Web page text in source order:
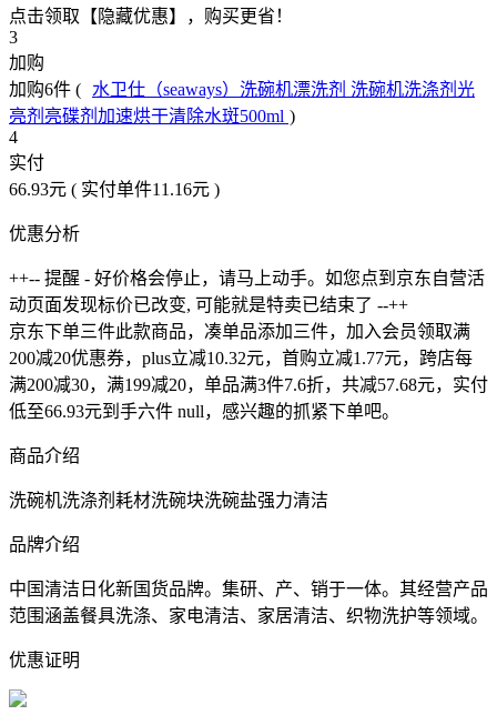
点击领取【隐藏优惠】，购买更省！
3
加购
加购6件 (
水卫仕（seaways）洗碗机漂洗剂 洗碗机洗涤剂光
亮剂亮碟剂加速烘干清除水斑500ml )
4
实付
66.93元 ( 实付单件11.16元 )
优惠分析
++-- 提醒 - 好价格会停止，请马上动手。如您点到京东自营活
动页面发现标价已改变, 可能就是特卖已结束了 --++
京东下单三件此款商品，凑单品添加三件，加入会员领取满
200减20优惠券，plus立减10.32元，首购立减1.77元，跨店每
满200减30，满199减20，单品满3件7.6折，共减57.68元，实付
低至66.93元到手六件 null，感兴趣的抓紧下单吧。
商品介绍
洗碗机洗涤剂耗材洗碗块洗碗盐强力清洁
品牌介绍
中国清洁日化新国货品牌。集研、产、销于一体。其经营产品
范围涵盖餐具洗涤、家电清洁、家居清洁、织物洗护等领域。
优惠证明